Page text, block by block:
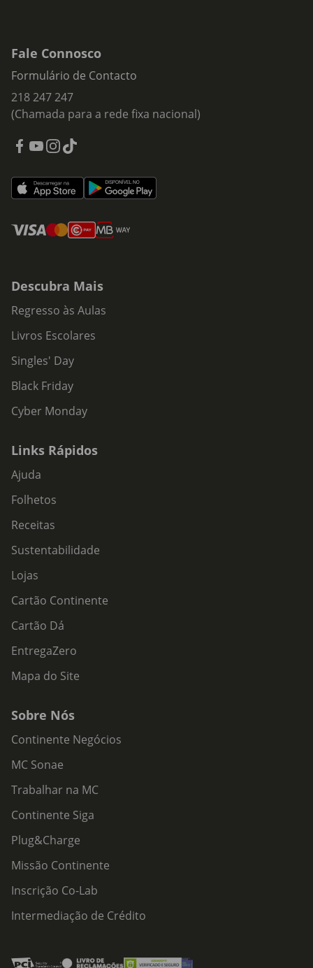
Fale Connosco
Formulário de Contacto
218 247 247
(Chamada para a rede fixa nacional)
Descubra Mais
Regresso às Aulas
Livros Escolares
Singles' Day
Black Friday
Cyber Monday
Links Rápidos
Ajuda
Folhetos
Receitas
Sustentabilidade
Lojas
Cartão Continente
Cartão Dá
EntregaZero
Mapa do Site
Sobre Nós
Continente Negócios
MC Sonae
Trabalhar na MC
Continente Siga
Plug&Charge
Missão Continente
Inscrição Co-Lab
Intermediação de Crédito